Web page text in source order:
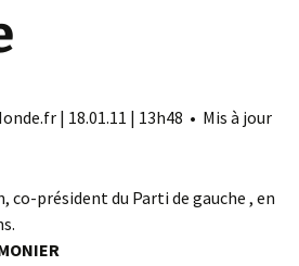
| 18.01.11 | 13h48 • Mis à jour